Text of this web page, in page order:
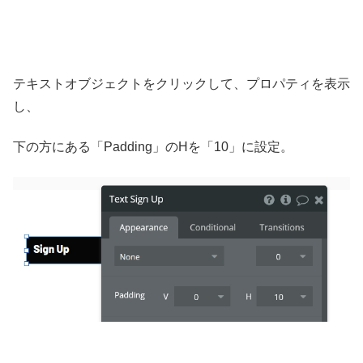
テキストオブジェクトをクリックして、プロパティを表示
し、
下の方にある「Padding」のHを「10」に設定。